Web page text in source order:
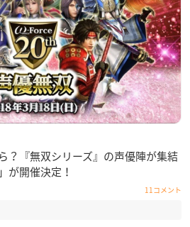
？『無双シリーズ』の声優陣が集結
が開催決定！
11コメント